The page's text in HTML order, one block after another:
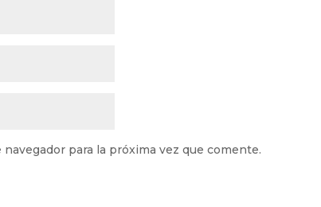
para la próxima vez que comente.